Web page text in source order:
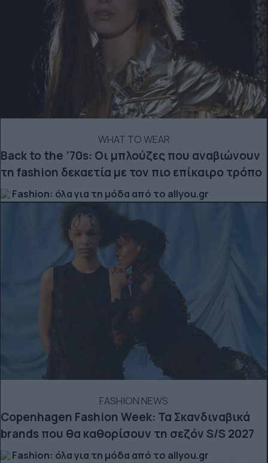
WHAT TO WEAR
Back to the ’70s: Οι μπλούζες που αναβιώνουν
τη fashion δεκαετία με τον πιο επίκαιρο τρόπο
Fashion: όλα για τη μόδα από το allyou.gr
FASHION NEWS
Copenhagen Fashion Week: Τα Σκανδιναβικά
brands που θα καθορίσουν τη σεζόν S/S 2027
Fashion: όλα για τη μόδα από το allyou.gr